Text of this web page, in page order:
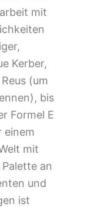
mit
Kerber,
(um
bis
Formel E
einem
mit
an
und
ist